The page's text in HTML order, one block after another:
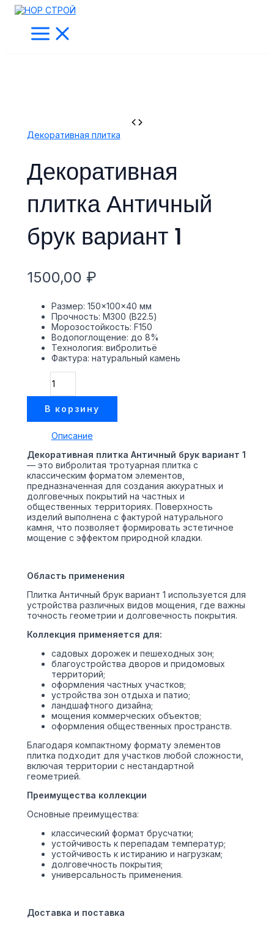
Перейти
содержимому
Menu
Декоративная плитка
Декоративная
плитка Античный
брук вариант 1
1500,00 ₽
Размер: 150×100×40 мм
Прочность: М300 (B22.5)
Морозостойкость: F150
Водопоглощение: до 8%
Технология: вибролитьё
Фактура: натуральный камень
Количество
товара
Декоративная
плитка
В корзину
Описание
Декоративная плитка Античный брук вариант 1
— это вибролитая тротуарная плитка с
классическим форматом элементов,
предназначенная для создания аккуратных и
долговечных покрытий на частных и
общественных территориях. Поверхность
изделий выполнена с фактурой натурального
камня, что позволяет формировать эстетичное
мощение с эффектом природной кладки.
Область применения
Плитка Античный брук вариант 1 используется для
устройства различных видов мощения, где важны
точность геометрии и долговечность покрытия.
Коллекция применяется для:
садовых дорожек и пешеходных зон;
благоустройства дворов и придомовых
территорий;
оформления частных участков;
устройства зон отдыха и патио;
ландшафтного дизайна;
мощения коммерческих объектов;
оформления общественных пространств.
Благодаря компактному формату элементов
плитка подходит для участков любой сложности,
включая территории с нестандартной
геометрией.
Преимущества коллекции
Основные преимущества:
классический формат брусчатки;
устойчивость к перепадам температур;
устойчивость к истиранию и нагрузкам;
долговечность покрытия;
универсальность применения.
Доставка и поставка